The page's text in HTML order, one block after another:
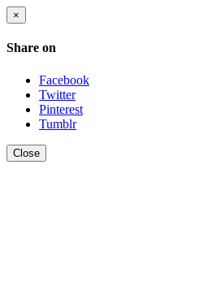
×
Share on
Facebook
Twitter
Pinterest
Tumblr
Close